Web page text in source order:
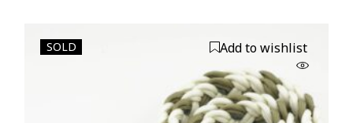
SOLD Add to wishlist